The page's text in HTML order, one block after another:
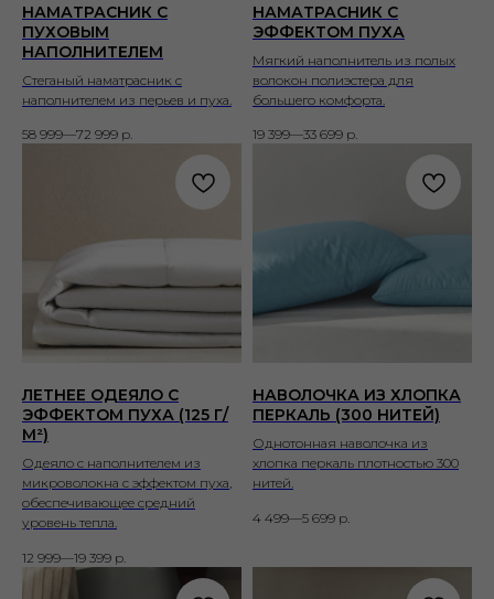
НАМАТРАСНИК С
ПУХОВЫМ
НАПОЛНИТЕЛЕМ
Стеганый наматрасник с
наполнителем из перьев и пуха.
58 999—72 999 р.
НАМАТРАСНИК С
ЭФФЕКТОМ ПУХА
Мягкий наполнитель из полых
волокон полиэстера для
большего комфорта.
19 399—33 699 р.
ЛЕТНЕЕ ОДЕЯЛО С
ЭФФЕКТОМ ПУХА (125 Г/
М²)
Одеяло с наполнителем из
микроволокна с эффектом пуха,
обеспечивающее средний
уровень тепла.
12 999—19 399 р.
НАВОЛОЧКА ИЗ ХЛОПКА
ПЕРКАЛЬ (300 НИТЕЙ)
Однотонная наволочка из
хлопка перкаль плотностью 300
нитей.
4 499—5 699 р.